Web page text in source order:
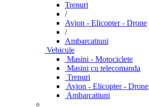
Trenuri
/
Avion - Elicopter - Drone
/
Ambarcatiuni
Vehicule
Masini - Motociclete
Masini cu telecomanda
Trenuri
Avion - Elicopter - Drone
Ambarcatiuni